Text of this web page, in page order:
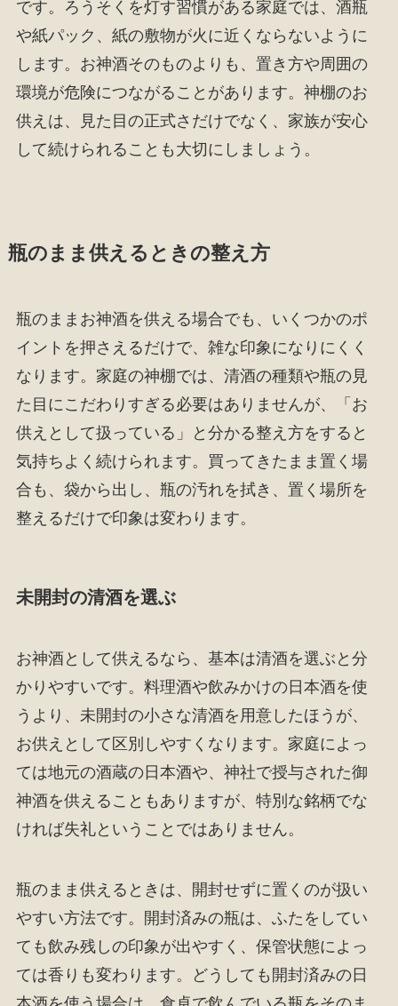
です。ろうそくを灯す習慣がある家庭では、酒瓶
や紙パック、紙の敷物が火に近くならないように
します。お神酒そのものよりも、置き方や周囲の
環境が危険につながることがあります。神棚のお
供えは、見た目の正式さだけでなく、家族が安心
して続けられることも大切にしましょう。
瓶のまま供えるときの整え方
瓶のままお神酒を供える場合でも、いくつかのポ
イントを押さえるだけで、雑な印象になりにくく
なります。家庭の神棚では、清酒の種類や瓶の見
た目にこだわりすぎる必要はありませんが、「お
供えとして扱っている」と分かる整え方をすると
気持ちよく続けられます。買ってきたまま置く場
合も、袋から出し、瓶の汚れを拭き、置く場所を
整えるだけで印象は変わります。
未開封の清酒を選ぶ
お神酒として供えるなら、基本は清酒を選ぶと分
かりやすいです。料理酒や飲みかけの日本酒を使
うより、未開封の小さな清酒を用意したほうが、
お供えとして区別しやすくなります。家庭によっ
ては地元の酒蔵の日本酒や、神社で授与された御
神酒を供えることもありますが、特別な銘柄でな
ければ失礼ということではありません。
瓶のまま供えるときは、開封せずに置くのが扱い
やすい方法です。開封済みの瓶は、ふたをしてい
ても飲み残しの印象が出やすく、保管状態によっ
ては香りも変わります。どうしても開封済みの日